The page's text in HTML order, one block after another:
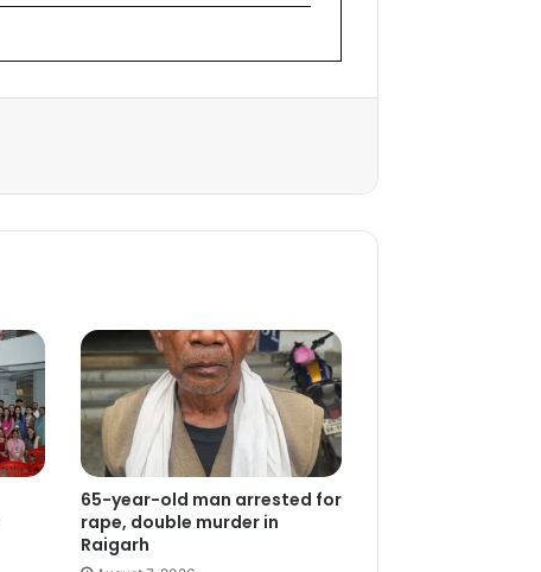
65-year-old man arrested for
rape, double murder in
Raigarh